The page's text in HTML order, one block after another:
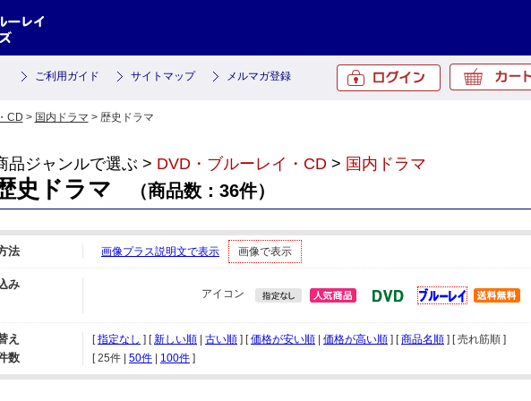
ご利用ガイド サイトマップ メルマガ登録
CD > 国内ドラマ > 歴史ドラマ
品ジャンルで選ぶ > DVD・ブルーレイ・CD > 国内ドラマ
史ドラマ （商品数：36件）
法 画像プラス説明文で表示 画像で表示
み
アイコン
え [指定なし ] [新しい順 古い順 ] [価格が安い順 価格が高い順 ] [商品名順 ] [ 売れ筋順 ]
数 [ 25件 50件 100件 ]